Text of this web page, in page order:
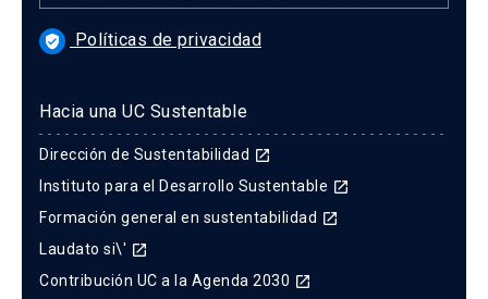
verified_user Políticas de privacidad
Hacia una UC Sustentable
Dirección de Sustentabilidad launch
Instituto para el Desarrollo Sustentable launch
Formación general en sustentabilidad launch
Laudato si\' launch
Contribución UC a la Agenda 2030 launch